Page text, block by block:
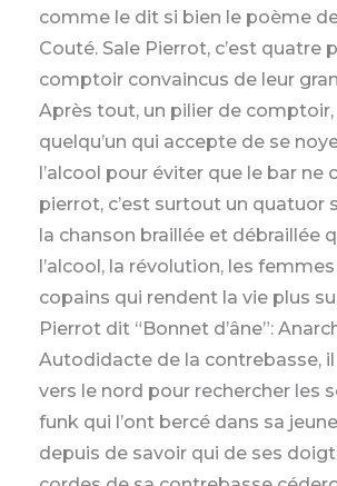
comme le dit si bien le poème
Couté. Sale Pierrot, c’est quatre
comptoir convaincus de leur
Après tout, un pilier de comptoir,
quelqu’un qui accepte de se
l’alcool pour éviter que le bar ne
pierrot, c’est surtout un quatuor
la chanson braillée et débraillée
l’alcool, la révolution, les
copains qui rendent la vie plus
Pierrot dit “Bonnet d’âne”:
Autodidacte de la contrebasse, il
vers le nord pour rechercher les
funk qui l’ont bercé dans sa
depuis de savoir qui de ses